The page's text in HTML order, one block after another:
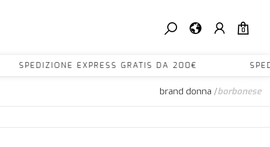
0
EXPRESS GRATIS DA 200€
brand donna /borbonese